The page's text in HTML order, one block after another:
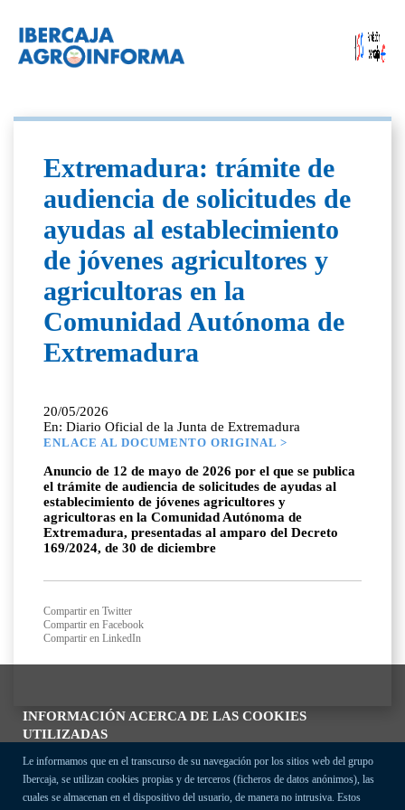
INFORMACIÓN ACERCA DE LAS COOKIES
UTILIZADAS
Le informamos que en el transcurso de su navegación por los sitios web del grupo
Ibercaja, se utilizan cookies propias y de terceros (ficheros de datos anónimos), las
cuales se almacenan en el dispositivo del usuario, de manera no intrusiva. Estos
Extremadura: trámite de
audiencia de solicitudes de
ayudas al establecimiento
de jóvenes agricultores y
agricultoras en la
Comunidad Autónoma de
Extremadura
20/05/2026
En: Diario Oficial de la Junta de Extremadura
ENLACE AL DOCUMENTO ORIGINAL >
Anuncio de 12 de mayo de 2026 por el que se publica
el trámite de audiencia de solicitudes de ayudas al
establecimiento de jóvenes agricultores y
agricultoras en la Comunidad Autónoma de
Extremadura, presentadas al amparo del Decreto
169/2024, de 30 de diciembre
Compartir en Twitter
Compartir en Facebook
Compartir en LinkedIn